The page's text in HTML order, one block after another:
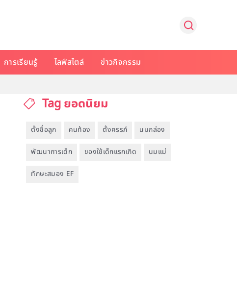
การเรียนรู้ ไลฟ์สไตล์ ข่าวกิจกรรม
Tag ยอดนิยม
ตั้งชื่อลูก คนท้อง ตั้งครรภ์ นมกล่อง
พัฒนาการเด็ก ของใช้เด็กแรกเกิด นมแม่
ทักษะสมอง EF